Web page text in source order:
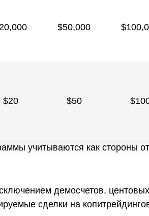
$50,000
$20 $50
учитываются как стороны
демосчетов,
сделки на